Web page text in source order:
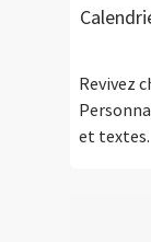
Revivez
et textes.